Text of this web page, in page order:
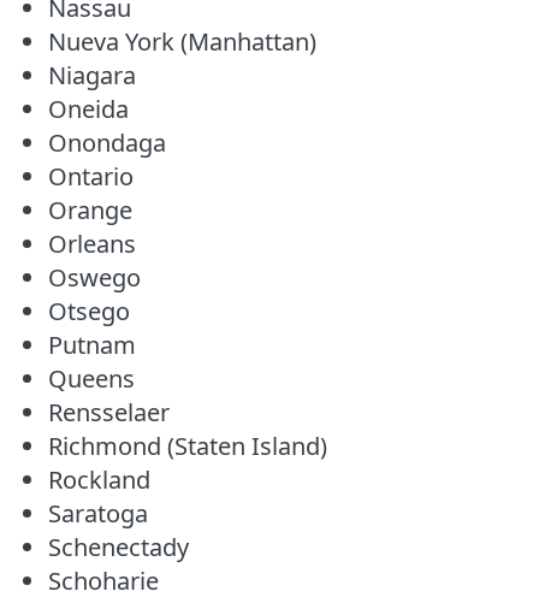
Nassau
Nueva York (Manhattan)
Niagara
Oneida
Onondaga
Ontario
Orange
Orleans
Oswego
Otsego
Putnam
Queens
Rensselaer
Richmond (Staten Island)
Rockland
Saratoga
Schenectady
Schoharie